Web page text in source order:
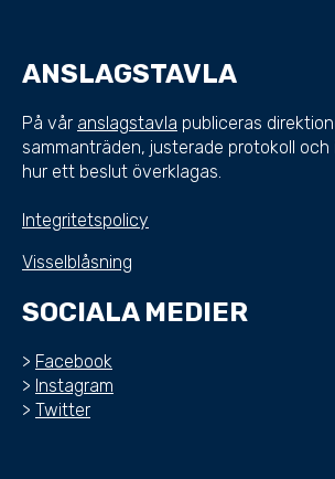
ANSLAGSTAVLA
På vår anslagstavla publiceras
sammanträden, justerade protokoll och
hur ett beslut överklagas.
Integritetspolicy
Visselblåsning
SOCIALA MEDIER
> Facebook
> Instagram
> Twitter